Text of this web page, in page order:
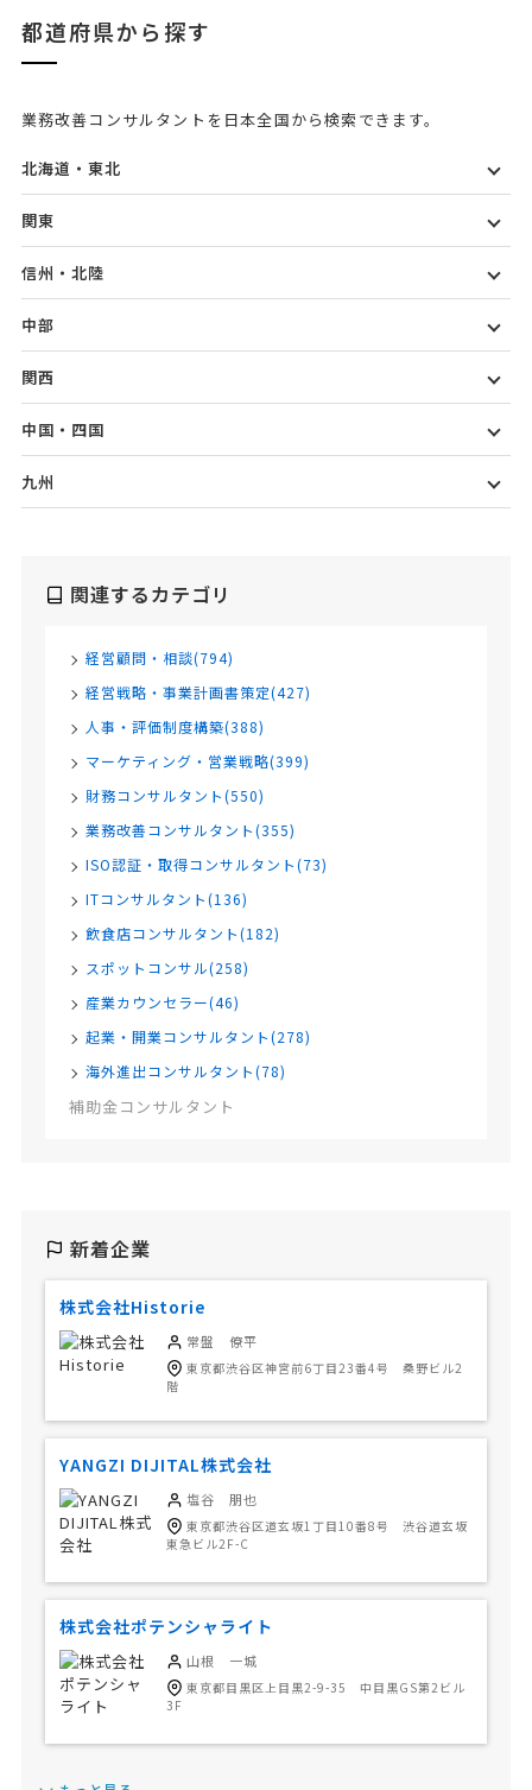
都道府県から探す
業務改善コンサルタントを日本全国から検索できます。
北海道・東北
関東
信州・北陸
中部
関西
中国・四国
九州
関連するカテゴリ
経営顧問・相談(794)
経営戦略・事業計画書策定(427)
人事・評価制度構築(388)
マーケティング・営業戦略(399)
財務コンサルタント(550)
業務改善コンサルタント(355)
ISO認証・取得コンサルタント(73)
ITコンサルタント(136)
飲食店コンサルタント(182)
スポットコンサル(258)
産業カウンセラー(46)
起業・開業コンサルタント(278)
海外進出コンサルタント(78)
補助金コンサルタント
新着企業
株式会社Historie
常盤 僚平
東京都渋谷区神宮前6丁目23番4号 桑野ビル2
階
YANGZI DIJITAL株式会社
塩谷 朋也
東京都渋谷区道玄坂1丁目10番8号 渋谷道玄坂
東急ビル2F-C
株式会社ポテンシャライト
山根 一城
東京都目黒区上目黒2-9-35 中目黒GS第2ビル
3F